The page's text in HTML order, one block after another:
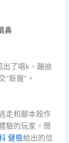
鼻
了唱k、蹦迪
新寵”。
走和腳本殺作
驗的玩家。簡
健檢給出的信